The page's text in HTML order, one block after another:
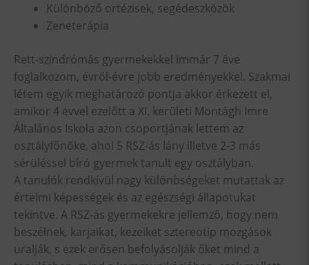
Különböző ortézisek, segédeszközök
Zeneterápia
Rett-szindrómás gyermekekkel immár 7 éve
foglalkozom, évről-évre jobb eredményekkel. Szakmai
létem egyik meghatározó pontja akkor érkezett el,
amikor 4 évvel ezelőtt a XI. kerületi Montágh Imre
Általános Iskola azon csoportjának lettem az
osztályfőnöke, ahol 5 RSZ-ás lány illetve 2-3 más
sérüléssel bíró gyermek tanult egy osztályban.
A tanulók rendkívül nagy különbségeket mutattak az
értelmi képességek és az egészségi állapotukat
tekintve. A RSZ-ás gyermekekre jellemző, hogy nem
beszélnek, karjaikat, kezeiket sztereotip mozgások
uralják, s ezek erősen befolyásolják őket mind a